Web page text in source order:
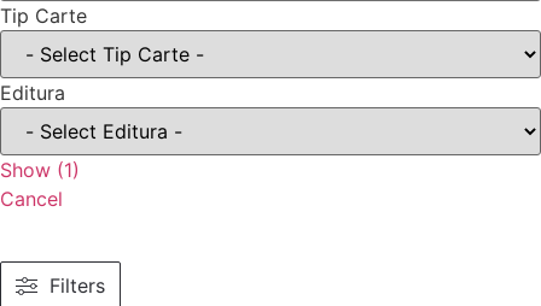
Tip Carte
Editura
Show (1)
Cancel
Filters